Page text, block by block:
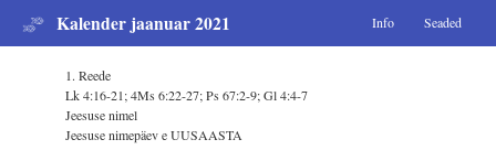
Kalender jaanuar 2021 Info Seaded
1. Reede
Lk 4:16-21; 4Ms 6:22-27; Ps 67:2-9; Gl 4:4-7
Jeesuse nimel
Jeesuse nimepäev e UUSAASTA